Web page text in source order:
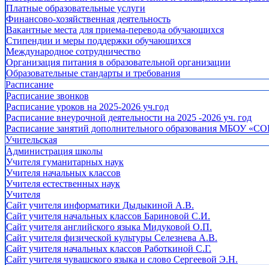
Платные образовательные услуги
Финансово-хозяйственная деятельность
Вакантные места для приема-перевода обучающихся
Стипендии и меры поддержки обучающихся
Международное сотрудничество
Организация питания в образовательной организации
Образовательные стандарты и требования
Расписание
Расписание звонков
Расписание уроков на 2025-2026 уч.год
Расписание внеурочной деятельности на 2025 -2026 уч. год
Расписание занятий дополнительного образования МБОУ
Учительская
Администрация школы
Учителя гуманитарных наук
Учителя начальных классов
Учителя естественных наук
Учителя
Cайт учителя информатики Дыдыкиной А.В.
Сайт учителя начальных классов Бариновой С.И.
Сайт учителя английского языка Мидуковой О.П.
Сайт учителя физической культуры Селезнева А.В.
Сайт учителя начальных классов Работкиной С.Г.
Сайт учителя чувашского языка и слово Сергеевой Э.Н.